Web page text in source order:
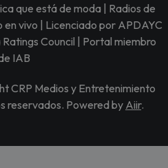
que está de moda | Radios de
en vivo | Licenciado por APDAYC
Council | Portal miembro
IAB
CRP Medios y Entretenimiento
reservados. Powered by Aiir.